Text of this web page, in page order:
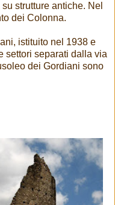
strutture antiche. Nel
dei Colonna.
istituito nel 1938 e
settori separati dalla via
dei Gordiani sono